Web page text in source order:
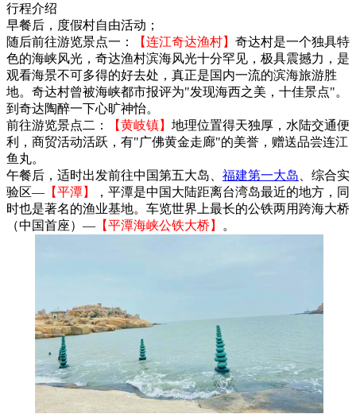
行程介绍
早餐后，度假村自由活动；
随后前往游览景点一：
【连江奇达渔村】 奇达村是一个独具特
色的海峡风光，奇达渔村滨海风光十分罕见，极具震撼力，是
观看海景不可多得的好去处，真正是国内一流的滨海旅游胜
地。奇达村曾被海峡都市报评为"发现海西之美，十佳景点"。
到奇达陶醉一下心旷神怡。
前往游览景点二：
【黄岐镇】 地理位置得天独厚，水陆交通便
利，商贸活动活跃，有"广佛黄金走廊"的美誉，赠送品尝连江
鱼丸。
午餐后，适时出发前往中国第五大岛、 福建第一大岛 、综合实
验区— 【平潭】
，平潭是中国大陆距离台湾岛最近的地方，同
时也是著名的渔业基地。车览世界上最长的公铁两用跨海大桥
（中国首座）— 【平潭海峡公铁大桥】 。